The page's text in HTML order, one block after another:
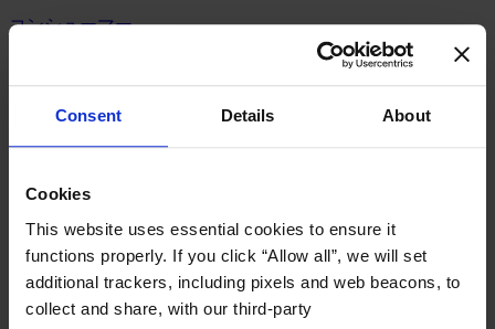
Consent Details About
Cookies
This website uses essential cookies to ensure it
functions properly. If you click “Allow all”, we will set
additional trackers, including pixels and web beacons, to
collect and share, with our third-party
コンシューマー
メディア/エンターテインメント/スポーツ
リテール、アパレル＆高級消費財
製造業
エネルギー
化学・プロセス産業
機械・産業テクノロジー
自動車・輸送機器